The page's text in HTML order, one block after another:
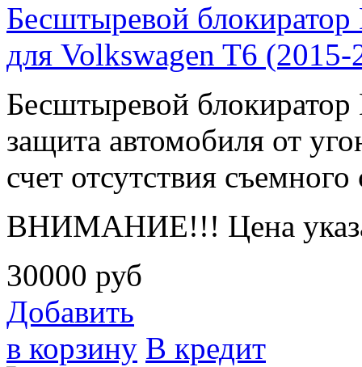
Бесштыревой
для Volkswagen T6
Бесштыревой
защита автомобиля от
счет отсутствия съемного
ВНИМАНИЕ!!! Цена
30000 руб
Добавить
в корзину В кредит